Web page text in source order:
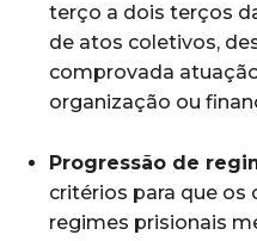
terço a dois terços
de atos coletivos,
comprovada
organização ou
Progressão de
critérios para que os
regimes prisionais